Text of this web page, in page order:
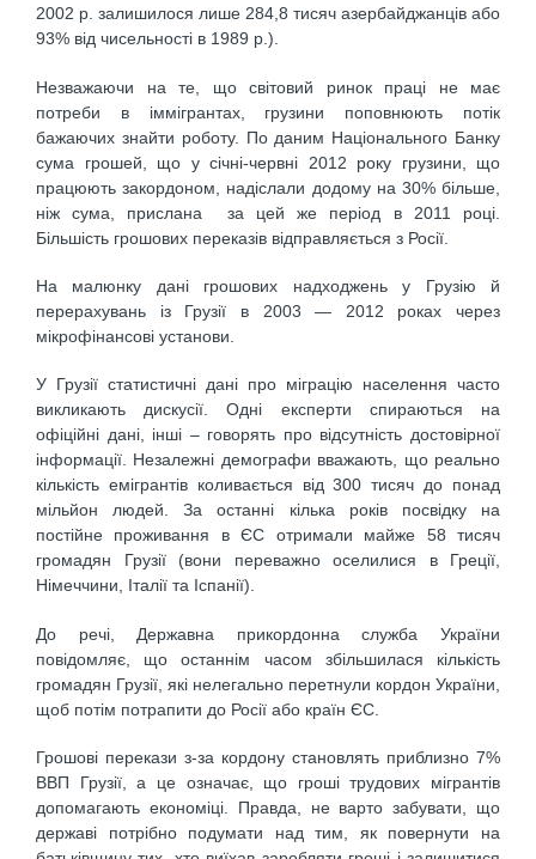
2002 р. залишилося лише 284,8 тисяч азербайджанців або
93% від чисельності в 1989 р.).
Незважаючи на те, що світовий ринок праці не має
потреби в іммігрантах, грузини поповнюють потік
бажаючих знайти роботу. По даним Національного Банку
сума грошей, що у січні-червні 2012 року грузини, що
працюють закордоном, надіслали додому на 30% більше,
ніж сума, прислана за цей же період в 2011 році.
Більшість грошових переказів відправляється з Росії.
На малюнку дані грошових надходжень у Грузію й
перерахувань із Грузії в 2003 — 2012 роках через
мікрофінансові установи.
У Грузії статистичні дані про міграцію населення часто
викликають дискусії. Одні експерти спираються на
офіційні дані, інші – говорять про відсутність достовірної
інформації. Незалежні демографи вважають, що реально
кількість емігрантів коливається від 300 тисяч до понад
мільйон людей. За останні кілька років посвідку на
постійне проживання в ЄС отримали майже 58 тисяч
громадян Грузії (вони переважно оселилися в Греції,
Німеччини, Італії та Іспанії).
До речі, Державна прикордонна служба України
повідомляє, що останнім часом збільшилася кількість
громадян Грузії, які нелегально перетнули кордон України,
щоб потім потрапити до Росії або країн ЄС.
Грошові перекази з-за кордону становлять приблизно 7%
ВВП Грузії, а це означає, що гроші трудових мігрантів
допомагають економіці. Правда, не варто забувати, що
державі потрібно подумати над тим, як повернути на